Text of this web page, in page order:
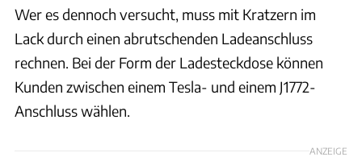
Wer es dennoch versucht, muss mit Kratzern im
Lack durch einen abrutschenden Ladeanschluss
rechnen. Bei der Form der Ladesteckdose können
Kunden zwischen einem Tesla- und einem J1772-
Anschluss wählen.
ANZEIGE